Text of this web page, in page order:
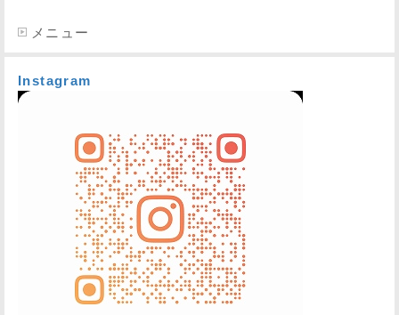
メニュー
Instagram